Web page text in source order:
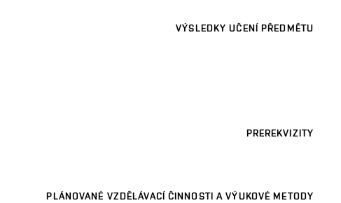
VÝSLEDKY UČENÍ PŘEDMĚTU
PREREKVIZITY
PLÁNOVANÉ VZDĚLÁVACÍ ČINNOSTI A VÝUKOVÉ METODY